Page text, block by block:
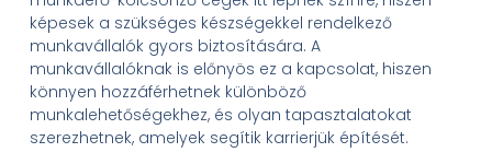
képesek a szükséges készségekkel rendelkező
munkavállalók gyors biztosítására. A
munkavállalóknak is előnyös ez a kapcsolat, hiszen
könnyen hozzáférhetnek különböző
munkalehetőségekhez, és olyan tapasztalatokat
szerezhetnek, amelyek segítik karrierjük építését.